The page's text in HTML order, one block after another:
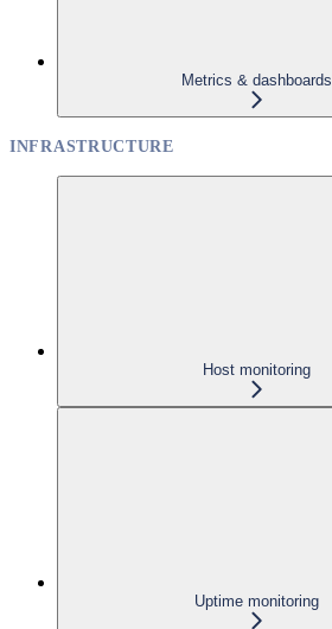
Metrics & dashboards
INFRASTRUCTURE
Host monitoring
Uptime monitoring